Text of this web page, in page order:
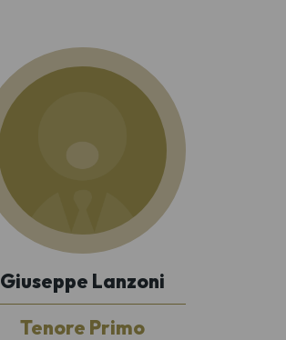
Giuseppe Lanzoni
Tenore Primo